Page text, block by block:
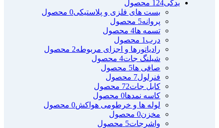
یدکی124 محصول
بست های فلزی و پلاستیکی0 محصول
پروانه5 محصول
تسمه ها4 محصول
درب 1 محصول
رادیاتورها و اجزای مربوطه2 محصول
شیلنگ جات4 محصول
صافی ها5 محصول
فنرلول7 محصول
کابل جات72 محصول
کاسه نمدها0 محصول
لوله ها و خرطومی هواکش0 محصول
مخزن0 محصول
واشرجات5 محصول